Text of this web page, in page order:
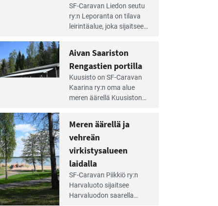
SF-Caravan Liedon seutu
ry:n Leporanta on tilava
leirintäalue, joka sijaitsee
ympärillä. – Lampi on
upea ja puhdas, ja se
tarjoaa ympäris­töineen
kauniit maisemat ja
loistavat virkistäytymis­
Aivan Saariston
Rengastien portilla
Kuusisto on SF-Caravan
Kaarina ry:n oma alue
meren äärellä Kuusiston
lapsiystävällinen,
rauhallinen ja
silmiinpistävän siisti.
Meren äärellä ja
vehreän
virkistysalueen
laidalla
SF-Caravan Piikkiö ry:n
Harvaluoto sijait­see
Harvaluodon saarella